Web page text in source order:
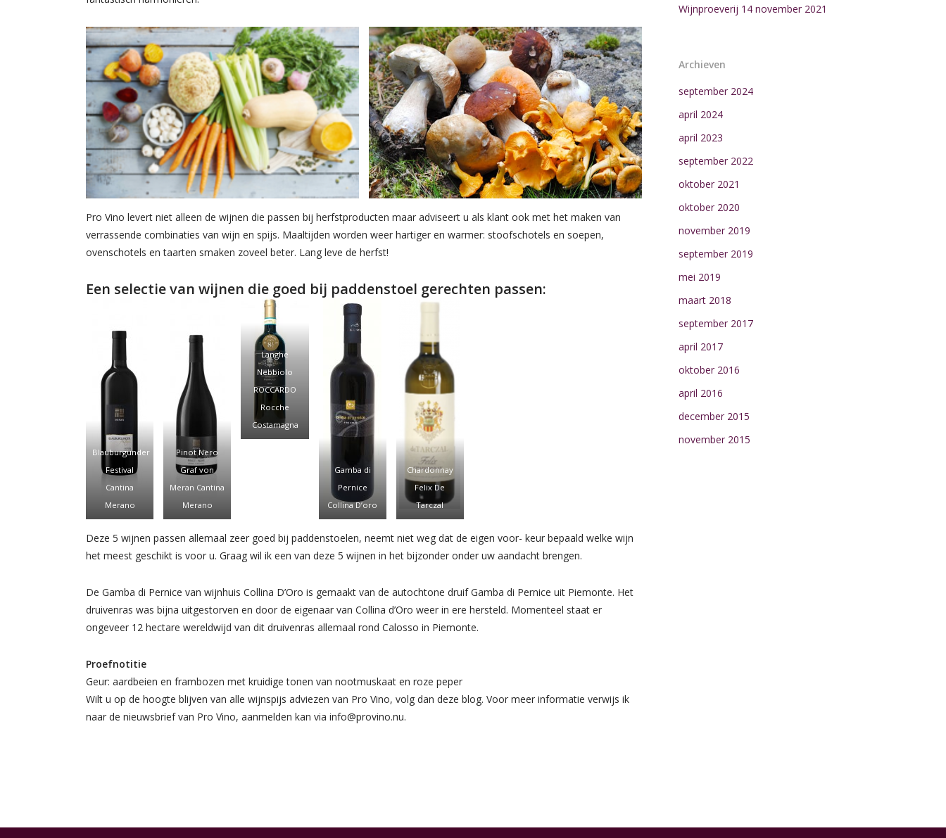
Pro Vino levert niet alleen de wijnen die passen bij herfstproducten maar adviseert u als klant ook met het maken van
verrassende combinaties van wijn en spijs. Maaltijden worden weer hartiger en warmer: stoofschotels en soepen,
ovenschotels en taarten smaken zoveel beter. Lang leve de herfst!
Een selectie van wijnen die goed bij paddenstoel gerechten passen:
Blauburgunder
Festival
Cantina
Merano
Pinot Nero
Graf von
Meran Cantina
Merano
Langhe
Nebbiolo
ROCCARDO
Rocche
Costamagna
Gamba di
Pernice
Collina D’oro
Chardonnay
Felix De
Tarczal
Deze 5 wijnen passen allemaal zeer goed bij paddenstoelen, neemt niet weg dat de eigen voor- keur bepaald welke wijn
het meest geschikt is voor u. Graag wil ik een van deze 5 wijnen in het bijzonder onder uw aandacht brengen.
De Gamba di Pernice van wijnhuis Collina D’Oro is gemaakt van de autochtone druif Gamba di Pernice uit Piemonte. Het
druivenras was bijna uitgestorven en door de eigenaar van Collina d’Oro weer in ere hersteld. Momenteel staat er
ongeveer 12 hectare wereldwijd van dit druivenras allemaal rond Calosso in Piemonte.
Proefnotitie
Geur: aardbeien en frambozen met kruidige tonen van nootmuskaat en roze peper
Wilt u op de hoogte blijven van alle wijnspijs adviezen van Pro Vino, volg dan deze blog. Voor meer informatie verwijs ik
naar de nieuwsbrief van Pro Vino, aanmelden kan via info@provino.nu.
Wijnproeverij 14 november 2021
Archieven
september 2024
april 2024
april 2023
september 2022
oktober 2021
oktober 2020
november 2019
september 2019
mei 2019
maart 2018
september 2017
april 2017
oktober 2016
april 2016
december 2015
november 2015